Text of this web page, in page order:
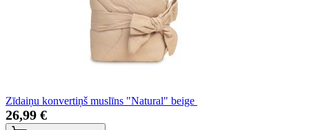
Zīdaiņu konvertiņš muslīns "Natural" beige
26,99 €